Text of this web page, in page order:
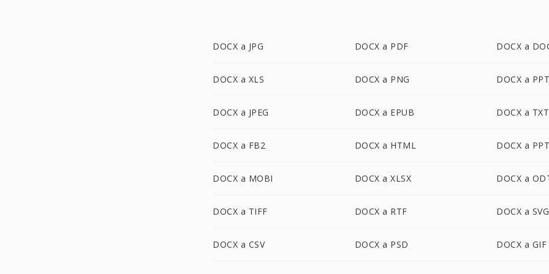
DOCX a JPG DOCX a PDF DOCX a
DOCX a XLS DOCX a PNG DOCX a PPT
DOCX a JPEG DOCX a EPUB DOCX a TXT
DOCX a FB2 DOCX a HTML DOCX a
DOCX a MOBI DOCX a XLSX DOCX a
DOCX a TIFF DOCX a RTF DOCX a SVG
DOCX a CSV DOCX a PSD DOCX a GIF